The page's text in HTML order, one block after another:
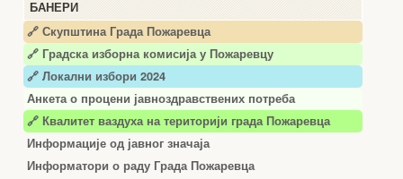
БАНЕРИ
🔗 Скупштина Града Пожаревца
🔗 Градска изборна комисија у Пожаревцу
🔗 Локални избори 2024
Анкета о процени јавноздравствених потреба
🔗 Квалитет ваздуха на територији града Пожаревца
Информације од јавног значаја
Информатори о раду Града Пожаревца